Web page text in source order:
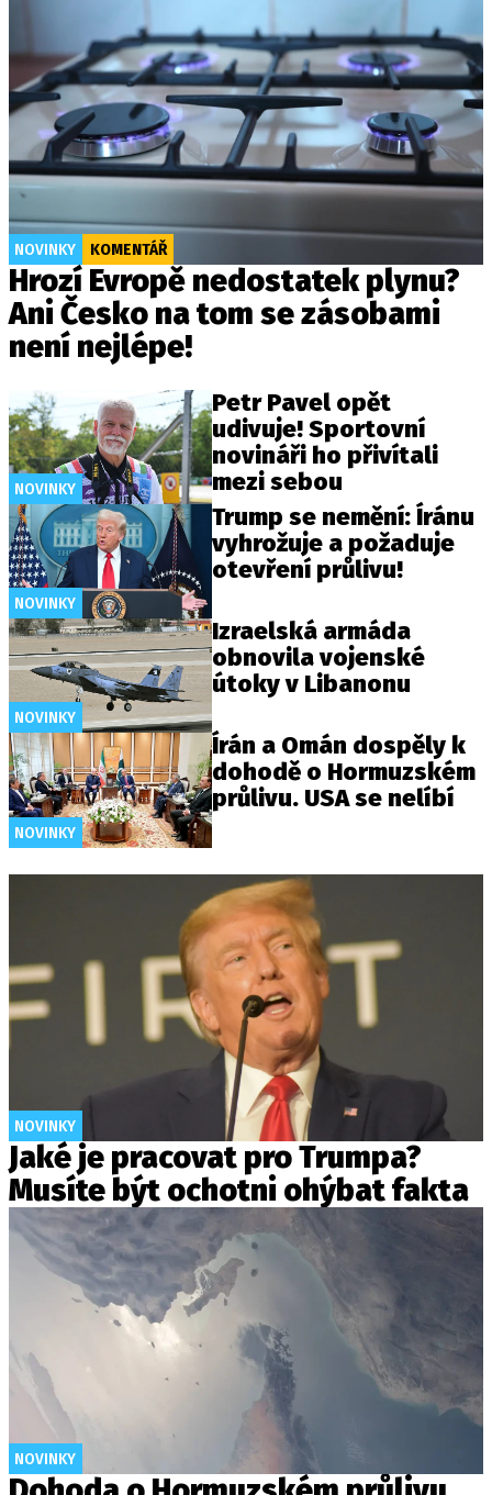
NOVINKY KOMENTÁŘ
Hrozí Evropě nedostatek plynu?
Ani Česko na tom se zásobami
není nejlépe!
NOVINKY
Petr Pavel opět
udivuje! Sportovní
novináři ho přivítali
mezi sebou
NOVINKY
Trump se nemění: Íránu
vyhrožuje a požaduje
otevření průlivu!
NOVINKY
Izraelská armáda
obnovila vojenské
útoky v Libanonu
NOVINKY
Írán a Omán dospěly k
dohodě o Hormuzském
průlivu. USA se nelíbí
NOVINKY
Jaké je pracovat pro Trumpa?
Musíte být ochotni ohýbat fakta
NOVINKY